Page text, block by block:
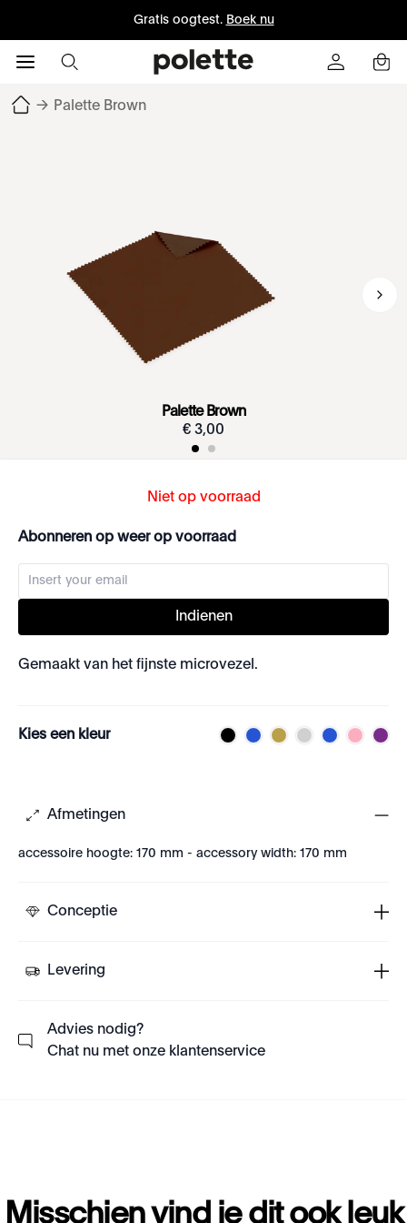
Gratis oogtest. Boek nu
→ Palette Brown
Palette Brown
€ 3,00
Niet op voorraad
Abonneren op weer op voorraad
Indienen
Gemaakt van het fijnste microvezel.
Kies een kleur
Afmetingen
accessoire hoogte: 170 mm - accessory width: 170 mm
Conceptie
Levering
Advies nodig?
Chat nu met onze klantenservice
Misschien vind je dit ook leuk